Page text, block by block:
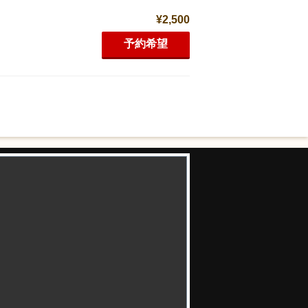
¥2,500
予約希望